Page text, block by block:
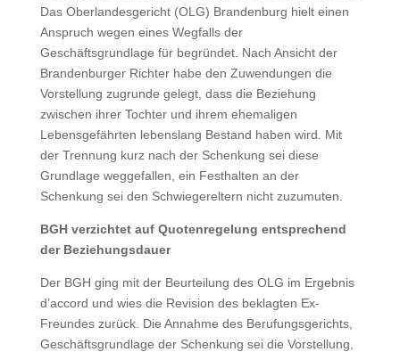
Das Oberlandesgericht (OLG) Brandenburg hielt einen
Anspruch wegen eines Wegfalls der
Geschäftsgrundlage für begründet. Nach Ansicht der
Brandenburger Richter habe den Zuwendungen die
Vorstellung zugrunde gelegt, dass die Beziehung
zwischen ihrer Tochter und ihrem ehemaligen
Lebensgefährten lebenslang Bestand haben wird. Mit
der Trennung kurz nach der Schenkung sei diese
Grundlage weggefallen, ein Festhalten an der
Schenkung sei den Schwiegereltern nicht zuzumuten.
BGH verzichtet auf Quotenregelung entsprechend
der Beziehungsdauer
Der BGH ging mit der Beurteilung des OLG im Ergebnis
d’accord und wies die Revision des beklagten Ex-
Freundes zurück. Die Annahme des Berufungsgerichts,
Geschäftsgrundlage der Schenkung sei die Vorstellung,